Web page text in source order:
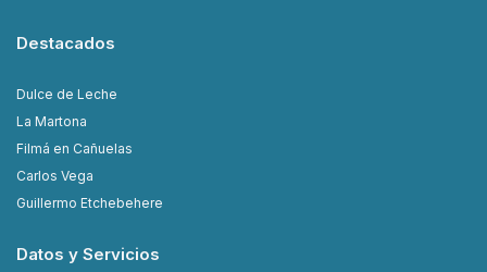
Destacados
Dulce de Leche
La Martona
Filmá en Cañuelas
Carlos Vega
Guillermo Etchebehere
Datos y Servicios